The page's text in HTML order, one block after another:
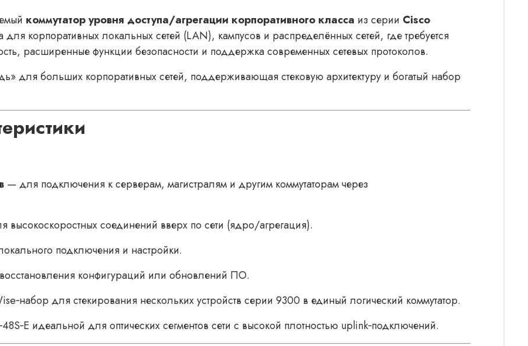
коммутатор уровня доступа/агрегации корпоративного класса из серии Cisco
корпоративных локальных сетей (LAN), кампусов и распределённых сетей, где требуется
расширенные функции безопасности и поддержка современных сетевых протоколов.
для больших корпоративных сетей, поддерживающая стековую архитектуру и богатый набор
— для подключения к серверам, магистралям и другим коммутаторам через
высокоскоростных соединений вверх по сети (ядро/агрегация).
подключения и настройки.
конфигураций или обновлений ПО.
для стекирования нескольких устройств серии 9300 в единый логический коммутатор.
идеальной для оптических сегментов сети с высокой плотностью uplink‑подключений.